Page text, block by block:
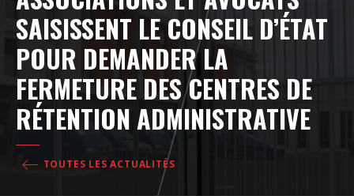
SAISISSENT LE CONSEIL D’ÉTAT
POUR DEMANDER LA
FERMETURE DES CENTRES DE
RÉTENTION ADMINISTRATIVE
TOUTES LES ACTUALITÉS